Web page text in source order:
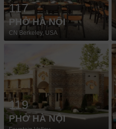
117
PHỞ HÀ NỘI
CN Berkeley, USA
119
PHỞ HÀ NỘI